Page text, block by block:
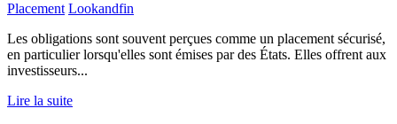
Placement Lookandfin
Les obligations sont souvent perçues comme un placement sécurisé,
en particulier lorsqu'elles sont émises par des États. Elles offrent aux
investisseurs...
Lire la suite